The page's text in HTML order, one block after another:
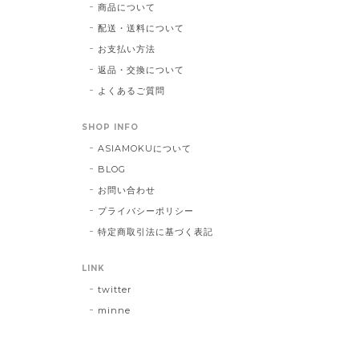
商品について
配送・送料について
お支払い方法
返品・交換について
よくあるご質問
SHOP INFO
ASIAMOKUについて
BLOG
お問い合わせ
プライバシーポリシー
特定商取引法に基づく表記
LINK
twitter
minne